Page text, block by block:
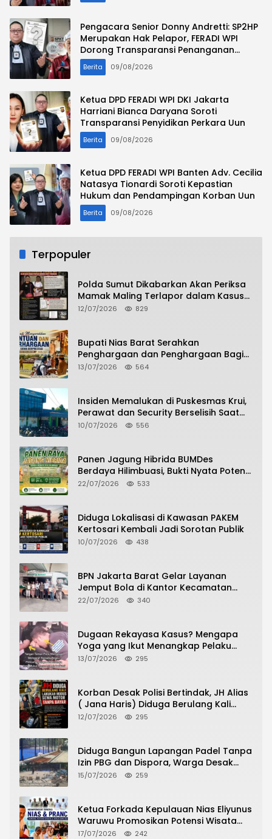
Pengacara Senior Donny Andretti: SP2HP
Merupakan Hak Pelapor, FERADI WPI
Dorong Transparansi Penanganan
Perkara Uun / Fam Fuk Tjhong
Berita 09/08/2026
Ketua DPD FERADI WPI DKI Jakarta
Harriani Bianca Daryana Soroti
Transparansi Penyidikan Perkara Uun
Berita 09/08/2026
Ketua DPD FERADI WPI Banten Adv. Cecilia
Natasya Tionardi Soroti Kepastian
Hukum dan Pendampingan Korban Uun
Berita 09/08/2026
Terpopuler
Polda Sumut Dikabarkan Akan Periksa
Mamak Maling Terlapor dalam Kasus
Dugaan Penipuan Bermodus Surat
12/07/2026 829
Bupati Nias Barat Serahkan
Penghargaan dan Penghargaan Bagi
Siswa Berprestasi Pada Pembukaan TA
13/07/2026 564
Insiden Memalukan di Puskesmas Krui,
Perawat dan Security Berselisih Saat
Pelayanan Pasien Berlangsung
10/07/2026 556
Panen Jagung Hibrida BUMDes
Berdaya Hilimbuasi, Bukti Nyata Potensi
Pertanian Desa
22/07/2026 533
Diduga Lokalisasi di Kawasan PAKEM
Kertosari Kembali Jadi Sorotan Publik
10/07/2026 438
BPN Jakarta Barat Gelar Layanan
Jemput Bola di Kantor Kecamatan
Grogol Petamburan, Warga Antusias
22/07/2026 340
Dugaan Rekayasa Kasus? Mengapa
Yoga yang Ikut Menangkap Pelaku
Pencurian Toko Ponsel di Pancur Batu
13/07/2026 295
Korban Desak Polisi Bertindak, JH Alias
( Jana Haris) Diduga Berulang Kali
Lakukan Modus Sewa Motor Tanpa
12/07/2026 295
Diduga Bangun Lapangan Padel Tanpa
Izin PBG dan Dispora, Warga Desak
CKTRP dan Dispora Jakarta Barat
15/07/2026 259
Ketua Forkada Kepulauan Nias Eliyunus
Waruwu Promosikan Potensi Wisata
Nias di Hadapan Dubes Prancis
17/07/2026 242